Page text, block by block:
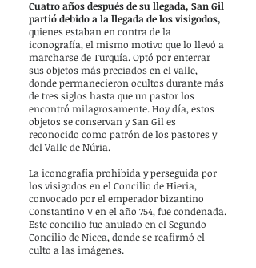
Cuatro años después de su llegada, San Gil
partió debido a la llegada de los visigodos,
quienes estaban en contra de la
iconografía, el mismo motivo que lo llevó a
marcharse de Turquía. Optó por enterrar
sus objetos más preciados en el valle,
donde permanecieron ocultos durante más
de tres siglos hasta que un pastor los
encontró milagrosamente. Hoy día, estos
objetos se conservan y San Gil es
reconocido como patrón de los pastores y
del Valle de Núria.
La iconografía prohibida y perseguida por
los visigodos en el Concilio de Hieria,
convocado por el emperador bizantino
Constantino V en el año 754, fue condenada.
Este concilio fue anulado en el Segundo
Concilio de Nicea, donde se reafirmó el
culto a las imágenes.